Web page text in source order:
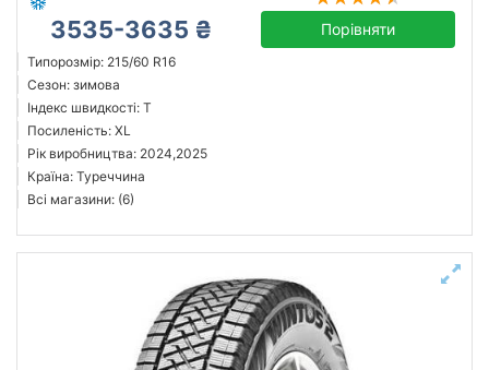
3535-3635 ₴ Порівняти
Типорозмір: 215/60 R16
Сезон: зимова
Індекс швидкості: T
Посиленість: XL
Рік виробництва: 2024,2025
Країна: Туреччина
Всі магазини: (6)